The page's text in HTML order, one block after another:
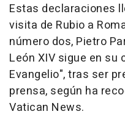
Estas declaraciones
visita de Rubio a
número dos, Pietro
León XIV sigue en su
Evangelio", tras ser
prensa, según ha
Vatican News.